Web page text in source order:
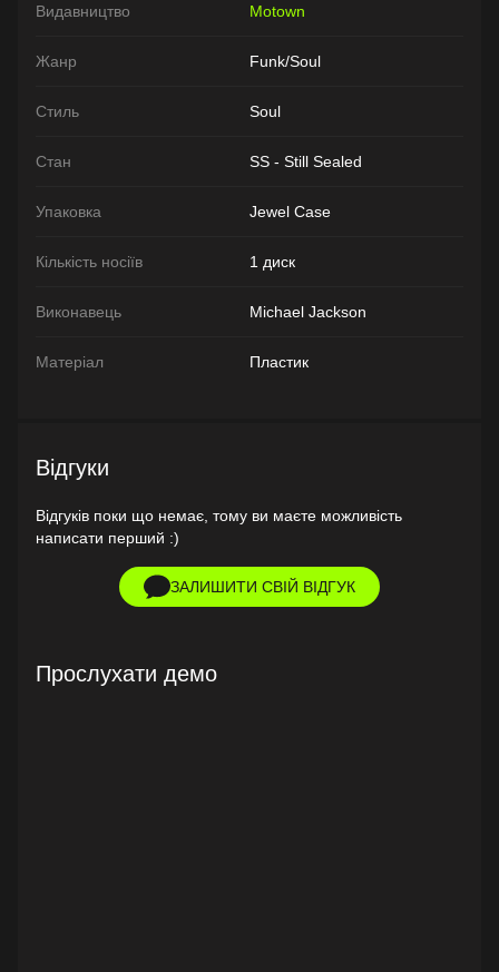
Видавництво Motown
Жанр Funk/Soul
Стиль Soul
Стан SS - Still Sealed
Упаковка Jewel Case
Кількість носіїв 1 диск
Виконавець Michael Jackson
Матеріал Пластик
Відгуки
Відгуків поки що немає, тому ви маєте можливість
написати перший :)
ЗАЛИШИТИ СВІЙ ВІДГУК
Прослухати демо